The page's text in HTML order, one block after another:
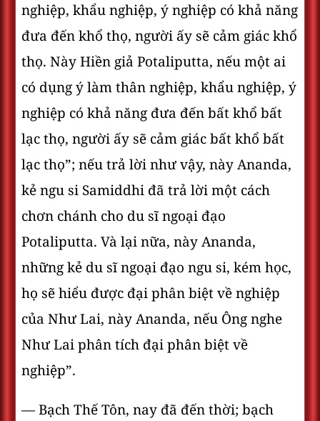
nghiệp, khẩu nghiệp, ý nghiệp có khả năng
đưa đến khổ thọ, người ấy sẽ cảm giác khổ
thọ. Này Hiền giả Potaliputta, nếu một ai
có dụng ý làm thân nghiệp, khẩu nghiệp, ý
nghiệp có khả năng đưa đến bất khổ bất
lạc thọ, người ấy sẽ cảm giác bất khổ bất
lạc thọ”; nếu trả lời như vậy, này Ananda,
kẻ ngu si Samiddhi đã trả lời một cách
chơn chánh cho du sĩ ngoại đạo
Potaliputta. Và lại nữa, này Ananda,
những kẻ du sĩ ngoại đạo ngu si, kém học,
họ sẽ hiểu được đại phân biệt về nghiệp
của Như Lai, này Ananda, nếu Ông nghe
Như Lai phân tích đại phân biệt về
nghiệp”.
— Bạch Thế Tôn, nay đã đến thời; bạch